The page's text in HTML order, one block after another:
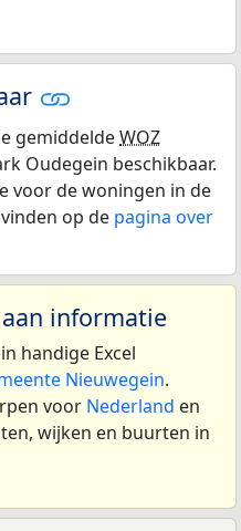
gemiddeldeWOZ
Oudegein beschikbaar.
voor de woningen in de
op de pagina over
informatie
handige Excel
Nieuwegein.
voor Nederland en
wijken en buurten in